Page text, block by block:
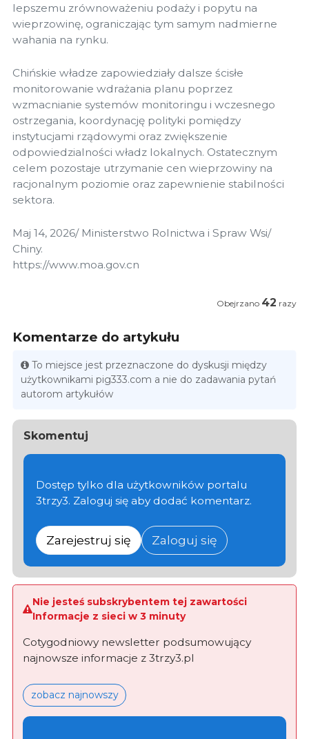
lepszemu zrównoważeniu podaży i popytu na
wieprzowinę, ograniczając tym samym nadmierne
wahania na rynku.
Chińskie władze zapowiedziały dalsze ścisłe
monitorowanie wdrażania planu poprzez
wzmacnianie systemów monitoringu i wczesnego
ostrzegania, koordynację polityki pomiędzy
instytucjami rządowymi oraz zwiększenie
odpowiedzialności władz lokalnych. Ostatecznym
celem pozostaje utrzymanie cen wieprzowiny na
racjonalnym poziomie oraz zapewnienie stabilności
sektora.
Maj 14, 2026/ Ministerstwo Rolnictwa i Spraw Wsi/
Chiny.
https://www.moa.gov.cn
Obejrzano 42 razy
Komentarze do artykułu
To miejsce jest przeznaczone do dyskusji między
użytkownikami pig333.com a nie do zadawania pytań
autorom artykułów
Skomentuj
Dostęp tylko dla użytkowników portalu
3trzy3. Zaloguj się aby dodać komentarz.
Zarejestruj się Zaloguj się
Nie jesteś subskrybentem tej zawartości
Informacje z sieci w 3 minuty
Cotygodniowy newsletter podsumowujący
najnowsze informacje z 3trzy3.pl
zobacz najnowszy